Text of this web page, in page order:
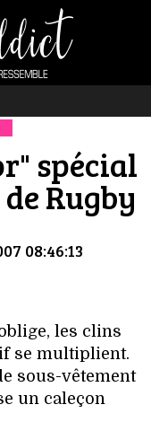
spécial
Rugby
08:46:13
les clins
se multiplient.
sous-vêtement
un caleçon